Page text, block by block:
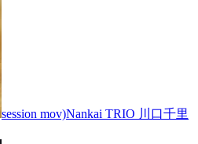
session mov)Nankai TRIO 川口千里